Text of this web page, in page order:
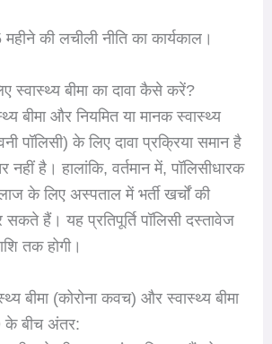
की लचीली नीति का कार्यकाल।
स्वास्थ्य बीमा का दावा कैसे करें?
बीमा और नियमित या मानक स्वास्थ्य
पॉलिसी) के लिए दावा प्रक्रिया समान है
है। हालांकि, वर्तमान में, पॉलिसीधारक
के लिए अस्पताल में भर्ती खर्चों की
सकते हैं। यह प्रतिपूर्ति पॉलिसी दस्तावेज
तक होगी।
बीमा (कोरोना कवच) और स्वास्थ्य बीमा
बीच अंतर: